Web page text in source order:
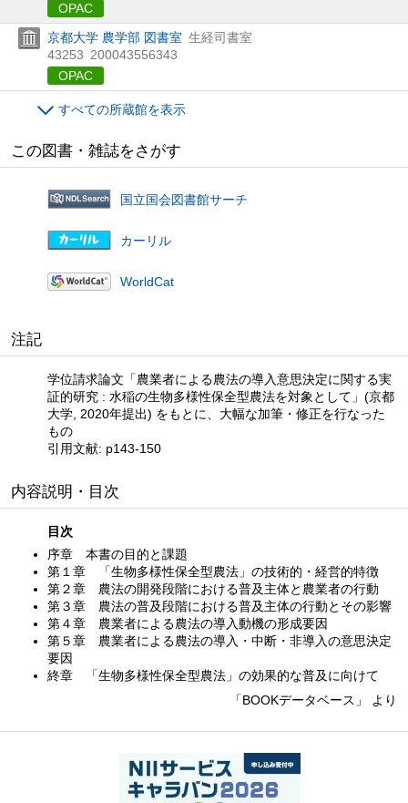
OPAC
京都大学 農学部 図書室 生経司書室
43253 200043556343
OPAC
すべての所蔵館を表示
この図書・雑誌をさがす
国立国会図書館サーチ
カーリル
WorldCat
注記
学位請求論文「農業者による農法の導入意思決定に関する実
証的研究 : 水稲の生物多様性保全型農法を対象として」(京都
大学, 2020年提出) をもとに、大幅な加筆・修正を行なった
もの
引用文献: p143-150
内容説明・目次
目次
序章 本書の目的と課題
第１章 「生物多様性保全型農法」の技術的・経営的特徴
第２章 農法の開発段階における普及主体と農業者の行動
第３章 農法の普及段階における普及主体の行動とその影響
第４章 農業者による農法の導入動機の形成要因
第５章 農業者による農法の導入・中断・非導入の意思決定
要因
終章 「生物多様性保全型農法」の効果的な普及に向けて
「BOOKデータベース」 より